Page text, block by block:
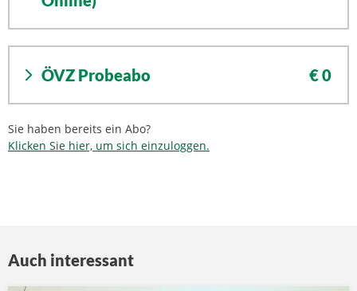
ÖVZ Probeabo € 0
Sie haben bereits ein Abo?
Klicken Sie hier, um sich einzuloggen.
Auch interessant